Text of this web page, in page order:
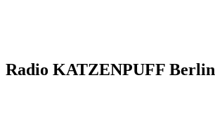
Radio KATZENPUFF Berlin